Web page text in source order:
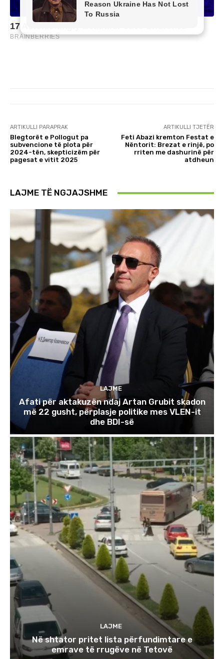
ARTIKULLI PARAPRAK
Blegtorët e Pollogut pa
subvencione të plota për
2024-tën, skepticizëm për
pagesat e vitit 2025
ARTIKULLI TJETËR
Feti Abazi kremton Festat e
Nëntorit: Brezat e rinjë, po
rriten me dashurinë për
atdheun
LAJME TË NGJAJSHME
LAJME
Afati për aktakuzën ndaj Artan Grubit skadon
më 22 gusht, përplasje politike mes VLEN-it
dhe BDI-së
LAJME
Në shtator pritet lista përfundimtare e
emrave të rrugëve në Tetovë